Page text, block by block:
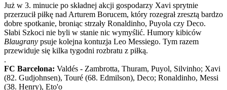
Już w 3. minucie po składnej akcji gospodarzy Xavi sprytnie
przerzucił piłkę nad Arturem Borucem, który rozegrał zresztą bardzo
dobre spotkanie, broniąc strzały Ronaldinho, Puyola czy Deco.
Słabi Szkoci nie byli w stanie nic wymyślić. Humory kibiców
Blaugrany psuje kolejna kontuzja Leo Messiego. Tym razem
przewiduje się kilka tygodni rozbratu z piłką.
.
FC Barcelona: Valdés - Zambrotta, Thuram, Puyol, Silvinho; Xavi
(82. Gudjohnsen), Touré (68. Edmilson), Deco; Ronaldinho, Messi
(38. Henry), Eto'o